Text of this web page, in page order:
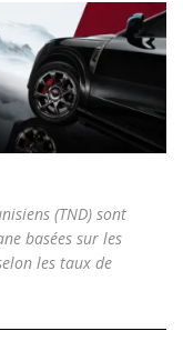
(TND) sont
basées sur les
les taux de